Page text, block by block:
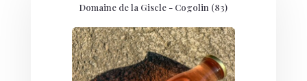
Domaine de la Giscle - Cogolin (83)